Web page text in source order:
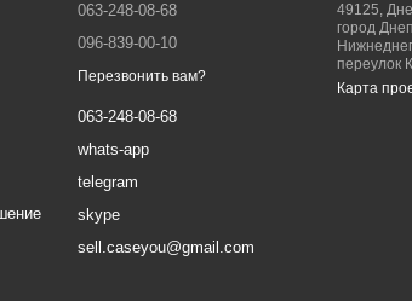
и трещин, а стекло на камеру помогает
повышают комфорт использования Infinix
— в Днепр, Одессу, Киев, Львов и другие
и функциональность.
063-248-08-68
096-839-00-10
Перезвонить вам?
063-248-08-68
whats-app
telegram
skype
sell.caseyou@gmail.com
49125,
город
переулок
Карта